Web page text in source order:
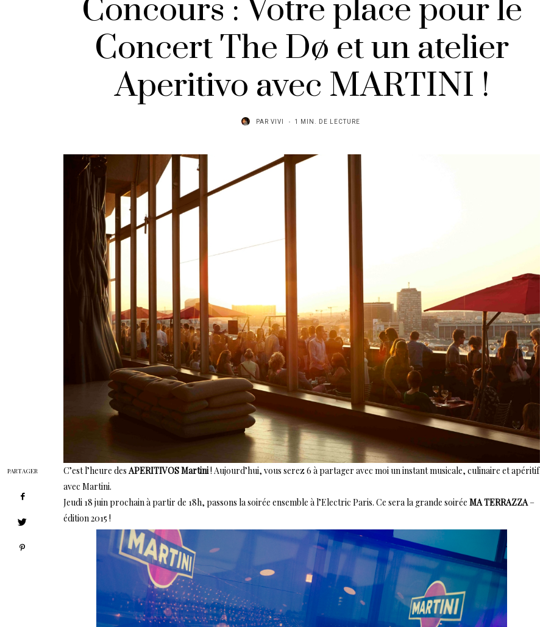
Concours : Votre place pour le
Concert The Dø et un atelier
Aperitivo avec MARTINI !
PAR VIVI 1 MIN. DE LECTURE
C’est l’heure des APERITIVOS Martini! Aujourd’hui, vous serez 6 à partager avec moi un instant musicale, culinaire et apéritif
avec Martini.
Jeudi 18 juin prochain à partir de 18h, passons la soirée ensemble à l’Electric Paris. Ce sera la grande soirée MA TERRAZZA–
édition 2015 !
PARTAGER